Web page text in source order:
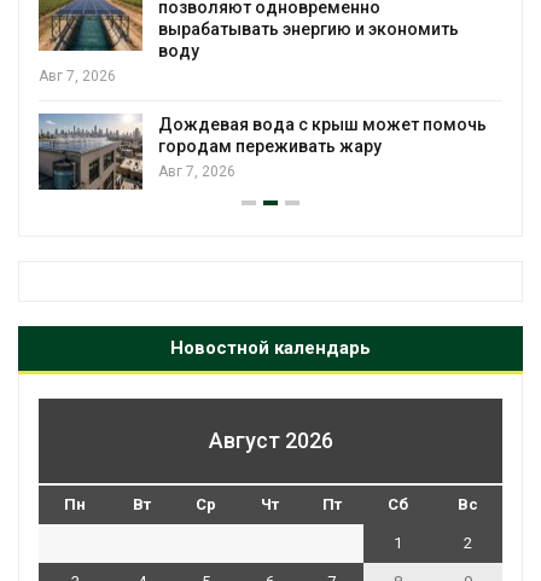
позволяют одновременно
вырабатывать энергию и экономить
воду
Дождевая вода с крыш может помочь
городам переживать жару
Авг 7, 2026
Новостной календарь
Август 2026
Пн Вт Ср Чт Пт Сб Вс
1 2